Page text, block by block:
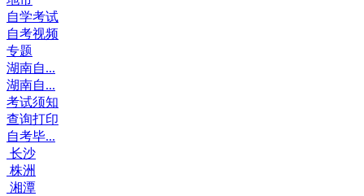
自学考试
自考视频
专题
湖南自...
湖南自...
考试须知
查询打印
自考毕...
长沙
株洲
湘潭